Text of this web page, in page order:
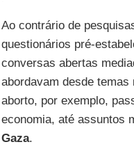
Ao contrário de
questionários pré-
conversas abertas
abordavam desde
aborto, por exemplo,
economia, até assuntos
Gaza.